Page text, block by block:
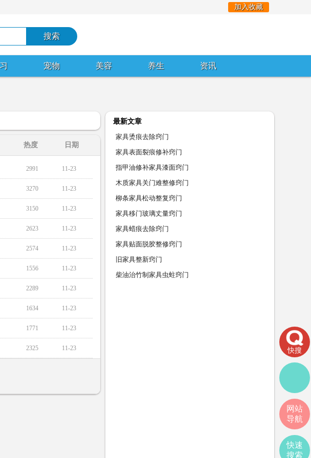
加入收藏
宠物 美容 养生 资讯
日期
热度
11-23
2991
11-23
3270
11-23
3150
11-23
2623
11-23
2574
11-23
1556
11-23
2289
11-23
1634
11-23
1771
11-23
2325
最新文章
家具烫痕去除窍门
家具表面裂痕修补窍门
指甲油修补家具漆面窍门
木质家具关门难整修窍门
柳条家具松动整复窍门
家具移门玻璃丈量窍门
家具蜡痕去除窍门
家具贴面脱胶整修窍门
旧家具整新窍门
柴油治竹制家具虫蛀窍门
快搜
网站
导航
快速
搜索